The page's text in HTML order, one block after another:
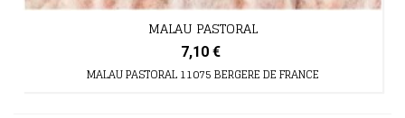
MALAU PASTORAL
7,10 €
MALAU PASTORAL 11075 BERGERE DE FRANCE